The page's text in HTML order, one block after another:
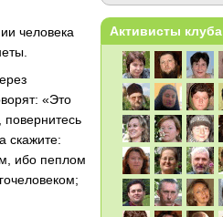
человека
«Это
повернитесь
скажите:
ибо пеплом
Активисты клуба